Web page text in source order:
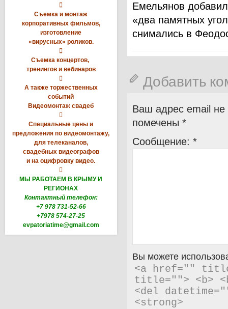

Съемка и монтаж
корпоративных фильмов,
изготовление
«вирусных» роликов.

Съемка концертов,
тренингов и вебинаров

А также торжественных
событий
Видеомонтаж свадеб

Специальные цены и
предложения по видеомонтажу,
для телеканалов,
свадебных видеографов
и на оцифровку видео.

МЫ РАБОТАЕМ В КРЫМУ И
РЕГИОНАХ
Контактный телефон:
+7 978 731-52-66
+7978 574-27-25
evpatoriatime@gmail.com
Емельянов
«два памятных
снимались в
Добавить
Ваш адрес email не
помечены *
Сообщение: *
Вы можете
<a href=""
title=""> <b>
<del
<strong>